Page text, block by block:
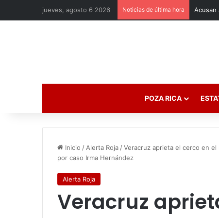
jueves, agosto 6 2026 Noticias de última hora
POZA RICA
Inicio / Alerta Roja /Veracruz aprieta el cerco en
por caso Irma Hernández
Alerta Roja
Veracruz